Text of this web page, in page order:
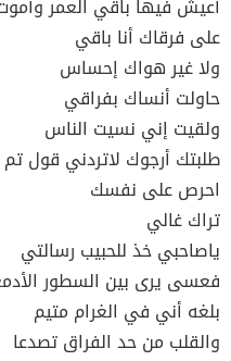
أعيش فيها باقي العمر
على فرقاك أنا باقي
ولا غير هواك إحساس
حاولت أنساك بفراقي
ولقيت إني نسيت الناس
طلبتك أرجوك لاتردني قول تم
احرص على نفسك
تراك غالي
ياصاحبي خذ للحبيب رسالتي
فعسى يرى بين السطور
بلغه أني في الغرام متيم
والقلب من حد الفراق تصدعا